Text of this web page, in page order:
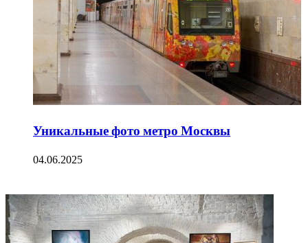
Уникальные фото метро Москвы
04.06.2025